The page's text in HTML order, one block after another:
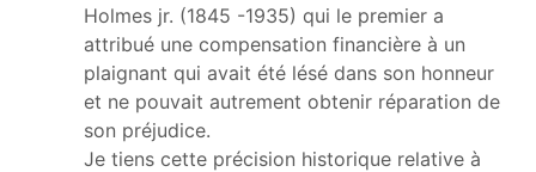
Holmes jr. (1845 -1935) qui le premier a
attribué une compensation financière à un
plaignant qui avait été lésé dans son honneur
et ne pouvait autrement obtenir réparation de
son préjudice.
Je tiens cette précision historique relative à